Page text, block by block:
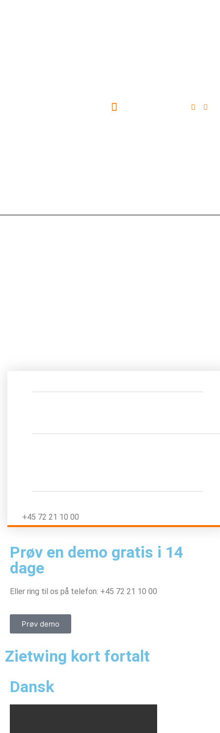
+45 72 21 10 00
Prøv en demo gratis i 14
dage
Eller ring til os på telefon: +45 72 21 10 00
Prøv demo
Zietwing kort fortalt
Dansk